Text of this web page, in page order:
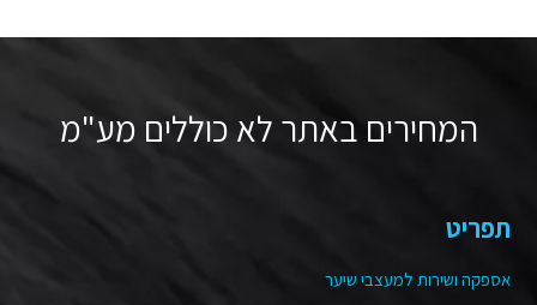
המחירים באתר לא כוללים מע"מ
תפריט
אספקה ושירות למעצבי שיער